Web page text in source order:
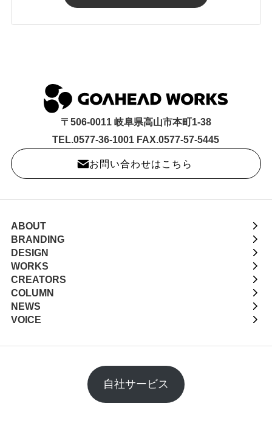
〒506-0011 岐阜県高山市本町1-38
TEL.0577-36-1001 FAX.0577-57-5445
お問い合わせはこちら
ABOUT
BRANDING
DESIGN
WORKS
CREATORS
COLUMN
NEWS
VOICE
自社サービス